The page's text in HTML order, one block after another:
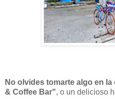
No olvides tomarte algo en
& Coffee Bar", o un delicioso